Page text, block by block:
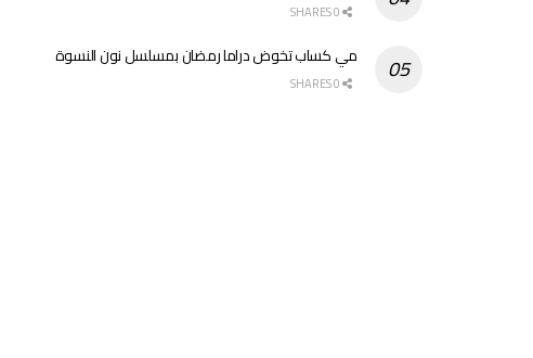
مي كساب تخوض دراما رمضان بمسلسل نون النسوة